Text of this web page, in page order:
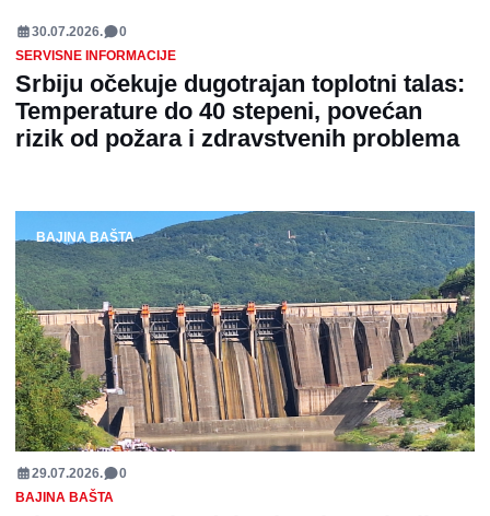
30.07.2026.
0
SERVISNE INFORMACIJE
Srbiju očekuje dugotrajan toplotni talas:
Temperature do 40 stepeni, povećan
rizik od požara i zdravstvenih problema
BAJINA BAŠTA
29.07.2026.
0
BAJINA BAŠTA